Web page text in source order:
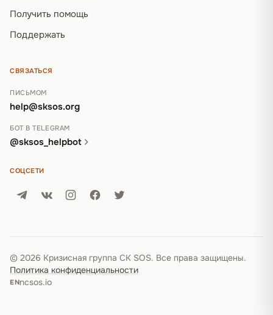
Получить помощь
Поддержать
СВЯЗАТЬСЯ
ПИСЬМОМ
help@sksos.org
БОТ В TELEGRAM
@sksos_helpbot
СОЦСЕТИ
© 2026 Кризисная группа СК SOS. Все права защищены.
Политика конфиденциальности
ENncsos.io